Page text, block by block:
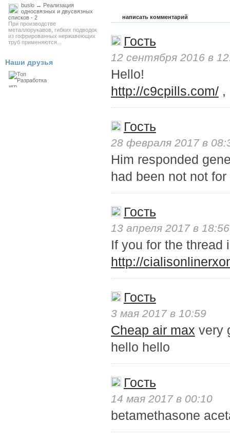
написать комментарий
Гость
12 сентября 2016 в
Hello!
http://c9cpills.com/,
Гость
28 февраля 2017 в
Him responded
had been not not
Гость
13 апреля 2017 в 18:56
If you for the thread
http://
Гость
3 мая 2017 в 10:59
Cheap air max very
hello hello
Гость
14 мая 2017 в 00:10
betamethasone
buslo → Реализация
односвязных и двусвязных
списков - 2
При производстве
металлорукавов, гибких подводок
из гофрированных нержавеющих
труб применяются...
Наши друзья